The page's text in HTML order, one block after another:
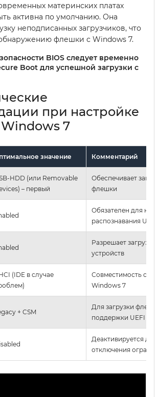
материнских платах
активна по умолчанию. Она
неподписанных загрузчиков, что
флешки с Windows 7.
BIOS следует временно
Boot для успешной загрузки с
при настройке
Windows 7
значение Комментарий
HDD (или Removable
– первый
Обеспечивает
флешки
Обязателен для
распознавания USB
Разрешает загрузку
устройств
(IDE в случае
Совместимость с
Windows 7
+ CSM
Для загрузки
поддержки UEFI
Деактивируется для
отключения